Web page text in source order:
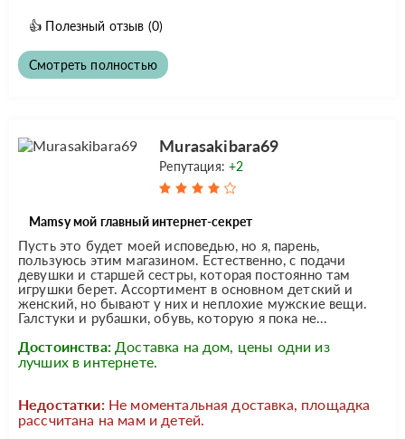
👍 Полезный отзыв (0)
Смотреть полностью
Murasakibara69
Репутация:+2
Mamsy мой главный интернет-секрет
Пусть это будет моей исповедью, но я, парень,
пользуюсь этим магазином. Естественно, с подачи
девушки и старшей сестры, которая постоянно там
игрушки берет. Ассортимент в основном детский и
женский, но бывают у них и неплохие мужские вещи.
Галстуки и рубашки, обувь, которую я пока не...
Достоинства: Доставка на дом, цены одни из
лучших в интернете.
Недостатки: Не моментальная доставка, площадка
рассчитана на мам и детей.